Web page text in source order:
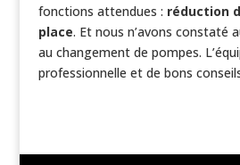
fonctions attendues : réduction
place. Et nous n’avons constaté
au changement de pompes.
professionnelle et de bons